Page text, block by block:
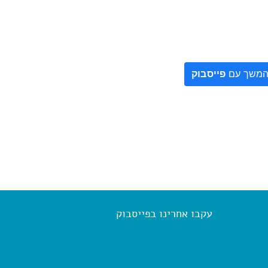
המשך עם פייסבוק
עקבו אחרינו בפייסבוק